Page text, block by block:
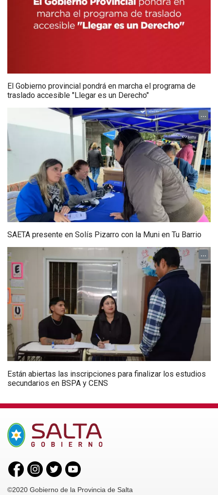
El Gobierno provincial pondrá en marcha el programa de
traslado accesible "Llegar es un Derecho"
...
SAETA presente en Solís Pizarro con la Muni en Tu Barrio
...
Están abiertas las inscripciones para finalizar los estudios
secundarios en BSPA y CENS
©2020 Gobierno de la Provincia de Salta